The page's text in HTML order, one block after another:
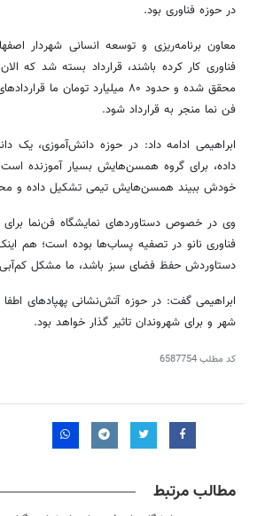
در حوزه فناوری بود.
معاون برنامه‌ریزی و توسعه انسانی شهردار
محقق شده و حدود ۸۰ میلیارد
فن نما منجر به قرارداد شود.
ابراهیمی ادامه داد: در حوزه دانش‌آموزی،
داده، برای گروه همسن‌هایش بسیار آموزنده
خودش ببیند همسن‌هایش تیمی تشکیل داده و
وی در خصوص دستاوردهای نمایشگاه فن‌نما
فناوری نانو در تصفیه پساب‌ها بوده است؛ هم
دستاوردش حفظ فضای سبز باشد، ما مشکل
ابراهیمی گفت: در حوزه آتش‌نشانی پهپادهای
شهر و برای شهروندان تاثیر گذار خواهد بود.
کد مطلب6587754
مطالب مرتبط